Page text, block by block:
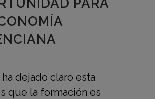
PARA
dejado claro esta
que la formación es